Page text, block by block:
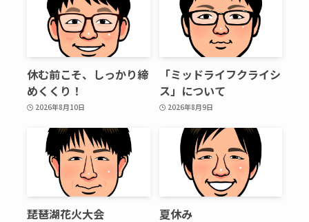
休む前こそ、しっかり締
めくくり！
2026年8月10日
「ミッドライフクライシ
ス」について
2026年8月9日
琵琶湖花火大会 夏休み